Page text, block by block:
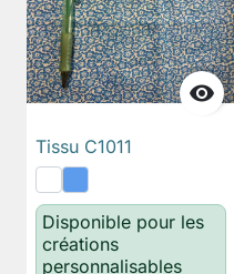

Tissu C1011
Disponible pour les
créations
personnalisables